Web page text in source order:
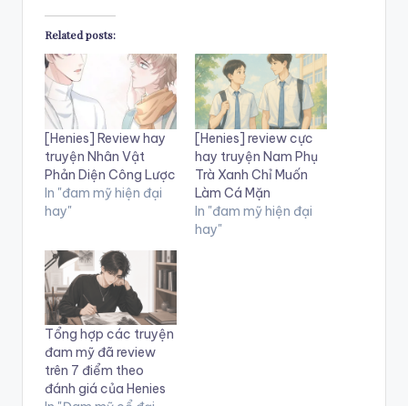
Related posts:
[Henies] Review hay
truyện Nhân Vật
Phản Diện Công Lược
In "đam mỹ hiện đại
hay"
[Henies] review cực
hay truyện Nam Phụ
Trà Xanh Chỉ Muốn
Làm Cá Mặn
In "đam mỹ hiện đại
hay"
Tổng hợp các truyện
đam mỹ đã review
trên 7 điểm theo
đánh giá của Henies